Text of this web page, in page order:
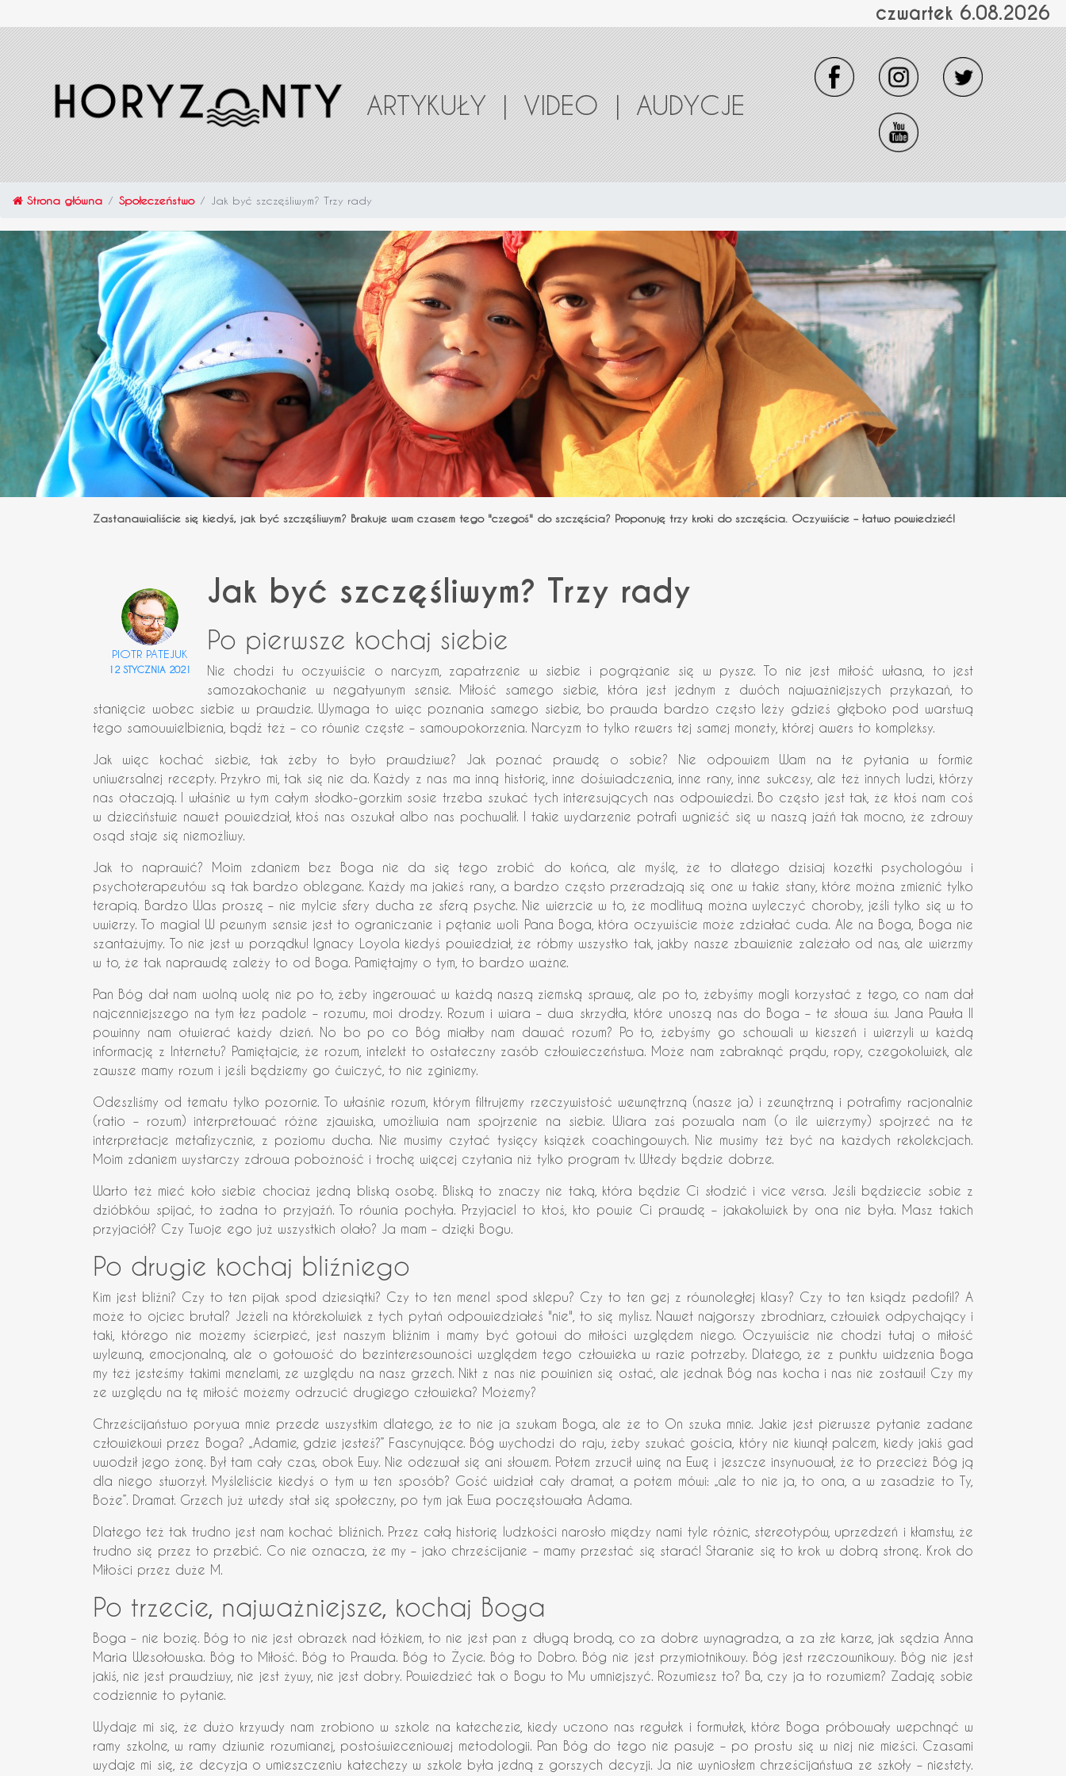
czwartek 6.08.2026
ARTYKUŁY | VIDEO | AUDYCJE
Strona główna Społeczeństwo Jak być szczęśliwym? Trzy rady
Zastanawialiście się kiedyś, jak być szczęśliwym? Brakuje wam czasem tego "czegoś" do szczęścia? Proponuję trzy kroki do szczęścia. Oczywiście – łatwo powiedzieć!
PIOTR PATEJUK
12 STYCZNIA 2021
Jak być szczęśliwym? Trzy rady
Po pierwsze kochaj siebie
Nie chodzi tu oczywiście o narcyzm, zapatrzenie w siebie i pogrążanie się w pysze. To nie jest miłość własna, to jest
samozakochanie w negatywnym sensie. Miłość samego siebie, która jest jednym z dwóch najważniejszych przykazań, to
stanięcie wobec siebie w prawdzie. Wymaga to więc poznania samego siebie, bo prawda bardzo często leży gdzieś głęboko pod warstwą
tego samouwielbienia, bądź też – co równie częste – samoupokorzenia. Narcyzm to tylko rewers tej samej monety, której awers to kompleksy.
Jak więc kochać siebie, tak żeby to było prawdziwe? Jak poznać prawdę o sobie? Nie odpowiem Wam na te pytania w formie
uniwersalnej recepty. Przykro mi, tak się nie da. Każdy z nas ma inną historię, inne doświadczenia, inne rany, inne sukcesy, ale też innych ludzi, którzy
nas otaczają. I właśnie w tym całym słodko-gorzkim sosie trzeba szukać tych interesujących nas odpowiedzi. Bo często jest tak, że ktoś nam coś
w dzieciństwie nawet powiedział, ktoś nas oszukał albo nas pochwalił. I takie wydarzenie potrafi wgnieść się w naszą jaźń tak mocno, że zdrowy
osąd staje się niemożliwy.
Jak to naprawić? Moim zdaniem bez Boga nie da się tego zrobić do końca, ale myślę, że to dlatego dzisiaj kozetki psychologów i
psychoterapeutów są tak bardzo oblegane. Każdy ma jakieś rany, a bardzo często przeradzają się one w takie stany, które można zmienić tylko
terapią. Bardzo Was proszę – nie mylcie sfery ducha ze sferą psyche. Nie wierzcie w to, że modlitwą można wyleczyć choroby, jeśli tylko się w to
uwierzy. To magia! W pewnym sensie jest to ograniczanie i pętanie woli Pana Boga, która oczywiście może zdziałać cuda. Ale na Boga, Boga nie
szantażujmy. To nie jest w porządku! Ignacy Loyola kiedyś powiedział, że róbmy wszystko tak, jakby nasze zbawienie zależało od nas, ale wierzmy
w to, że tak naprawdę zależy to od Boga. Pamiętajmy o tym, to bardzo ważne.
Pan Bóg dał nam wolną wolę nie po to, żeby ingerować w każdą naszą ziemską sprawę, ale po to, żebyśmy mogli korzystać z tego, co nam dał
najcenniejszego na tym łez padole – rozumu, moi drodzy. Rozum i wiara – dwa skrzydła, które unoszą nas do Boga – te słowa św. Jana Pawła II
powinny nam otwierać każdy dzień. No bo po co Bóg miałby nam dawać rozum? Po to, żebyśmy go schowali w kieszeń i wierzyli w każdą
informację z Internetu? Pamiętajcie, że rozum, intelekt to ostateczny zasób człowieczeństwa. Może nam zabraknąć prądu, ropy, czegokolwiek, ale
zawsze mamy rozum i jeśli będziemy go ćwiczyć, to nie zginiemy.
Odeszliśmy od tematu tylko pozornie. To właśnie rozum, którym filtrujemy rzeczywistość wewnętrzną (nasze ja) i zewnętrzną i potrafimy racjonalnie
(ratio – rozum) interpretować różne zjawiska, umożliwia nam spojrzenie na siebie. Wiara zaś pozwala nam (o ile wierzymy) spojrzeć na te
interpretacje metafizycznie, z poziomu ducha. Nie musimy czytać tysięcy książek coachingowych. Nie musimy też być na każdych rekolekcjach.
Moim zdaniem wystarczy zdrowa pobożność i trochę więcej czytania niż tylko program tv. Wtedy będzie dobrze.
Warto też mieć koło siebie chociaż jedną bliską osobę. Bliską to znaczy nie taką, która będzie Ci słodzić i vice versa. Jeśli będziecie sobie z
dzióbków spijać, to żadna to przyjaźń. To równia pochyła. Przyjaciel to ktoś, kto powie Ci prawdę – jakakolwiek by ona nie była. Masz takich
przyjaciół? Czy Twoje ego już wszystkich olało? Ja mam – dzięki Bogu.
Po drugie kochaj bliźniego
Kim jest bliźni? Czy to ten pijak spod dziesiątki? Czy to ten menel spod sklepu? Czy to ten gej z równoległej klasy? Czy to ten ksiądz pedofil? A
może to ojciec brutal? Jeżeli na którekolwiek z tych pytań odpowiedziałeś "nie", to się mylisz. Nawet najgorszy zbrodniarz, człowiek odpychający i
taki, którego nie możemy ścierpieć, jest naszym bliźnim i mamy być gotowi do miłości względem niego. Oczywiście nie chodzi tutaj o miłość
wylewną, emocjonalną, ale o gotowość do bezinteresowności względem tego człowieka w razie potrzeby. Dlatego, że z punktu widzenia Boga
my też jesteśmy takimi menelami, ze względu na nasz grzech. Nikt z nas nie powinien się ostać, ale jednak Bóg nas kocha i nas nie zostawi! Czy my
ze względu na tę miłość możemy odrzucić drugiego człowieka? Możemy?
Chrześcijaństwo porywa mnie przede wszystkim dlatego, że to nie ja szukam Boga, ale że to On szuka mnie. Jakie jest pierwsze pytanie zadane
człowiekowi przez Boga? „Adamie, gdzie jesteś?” Fascynujące. Bóg wychodzi do raju, żeby szukać gościa, który nie kiwnął palcem, kiedy jakiś gad
uwodził jego żonę. Był tam cały czas, obok Ewy. Nie odezwał się ani słowem. Potem zrzucił winę na Ewę i jeszcze insynuował, że to przecież Bóg ją
dla niego stworzył. Myśleliście kiedyś o tym w ten sposób? Gość widział cały dramat, a potem mówi: „ale to nie ja, to ona, a w zasadzie to Ty,
Boże”. Dramat. Grzech już wtedy stał się społeczny, po tym jak Ewa poczęstowała Adama.
Dlatego też tak trudno jest nam kochać bliźnich. Przez całą historię ludzkości narosło między nami tyle różnic, stereotypów, uprzedzeń i kłamstw, że
trudno się przez to przebić. Co nie oznacza, że my – jako chrześcijanie – mamy przestać się starać! Staranie się to krok w dobrą stronę. Krok do
Miłości przez duże M.
Po trzecie, najważniejsze, kochaj Boga
Boga – nie bozię. Bóg to nie jest obrazek nad łóżkiem, to nie jest pan z długą brodą, co za dobre wynagradza, a za złe karze, jak sędzia Anna
Maria Wesołowska. Bóg to Miłość. Bóg to Prawda. Bóg to Życie. Bóg to Dobro. Bóg nie jest przymiotnikowy. Bóg jest rzeczownikowy. Bóg nie jest
jakiś, nie jest prawdziwy, nie jest żywy, nie jest dobry. Powiedzieć tak o Bogu to Mu umniejszyć. Rozumiesz to? Ba, czy ja to rozumiem? Zadaję sobie
codziennie to pytanie.
Wydaje mi się, że dużo krzywdy nam zrobiono w szkole na katechezie, kiedy uczono nas regułek i formułek, które Boga próbowały wepchnąć w
ramy szkolne, w ramy dziwnie rozumianej, postoświeceniowej metodologii. Pan Bóg do tego nie pasuje – po prostu się w niej nie mieści. Czasami
wydaje mi się, że decyzja o umieszczeniu katechezy w szkole była jedną z gorszych decyzji. Ja nie wyniosłem chrześcijaństwa ze szkoły – niestety.